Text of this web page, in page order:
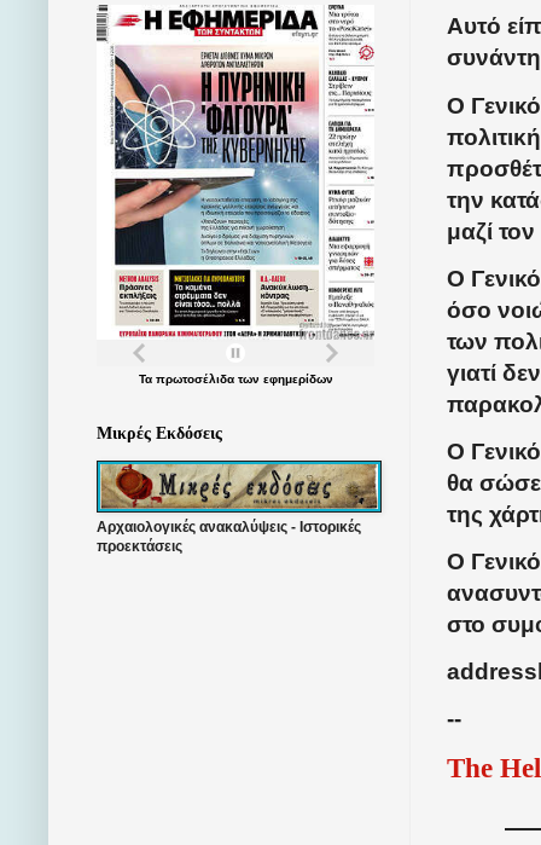
Αυτό
Ο
την
μαζί
Ο
όσο
των
γιατί
Ο
θα
της
Ο
στο
--
The
Τα πρωτοσέλιδατων εφημερίδων
Μικρές Εκδόσεις
Αρχαιολογικές ανακαλύψεις - Ιστορικές
προεκτάσεις